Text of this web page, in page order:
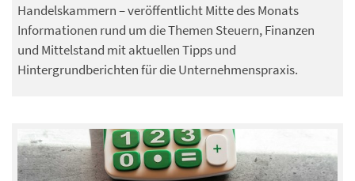
Handelskammern – veröffentlicht Mitte des Monats
Informationen rund um die Themen Steuern, Finanzen
und Mittelstand mit aktuellen Tipps und
Hintergrundberichten für die Unternehmenspraxis.